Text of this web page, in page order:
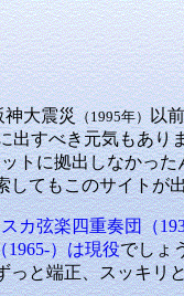
神大震災（1995年）以
すべき元気もあ
に拠出しなかっ
してもこのサイトが
カ弦楽四重奏団（
1965-）は現役でしょ
と端正、スッキリ